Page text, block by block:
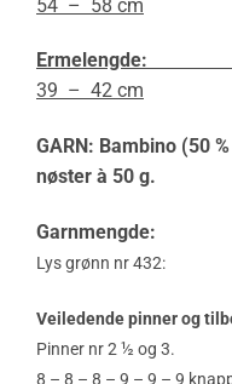
54 – 58 cm
Ermelengde: 22
39 – 42 cm
GARN: Bambino (50
nøster à 50 g.
Garnmengde:
Lys grønn nr 432:
Veiledende pinner og
Pinner nr 2 ½ og 3.
8 – 8 – 8 – 9 – 9 – 9